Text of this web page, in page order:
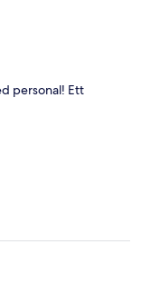
personal! Ett